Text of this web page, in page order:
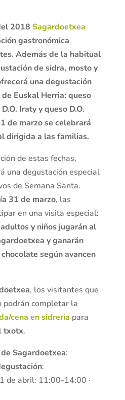
2018 Sagardoetxea
gastronómica
Además de la habitual
de sidra, mosto y
una degustación
Euskal Herria: queso
Iraty y queso D.O.
de marzo se celebrará
dirigida a las familias.
de estas fechas,
una degustación especial
de Semana Santa.
31 de marzo, las
en una visita especial:
y niños jugarán al
y ganarán
según avancen
, los visitantes que
podrán completar la
cena en sidrería para
txotx.
Sagardoetxea:
:
de abril: 11:00-14:00 ·